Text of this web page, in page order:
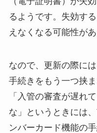
るようです。失効す
えなくなる可能性があ
なので、更新の際に
手続きをもう一つ挟
「入管の審査が遅れ
な」というときには
ンバーカード機能の